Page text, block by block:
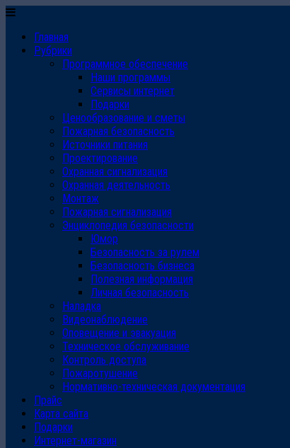
Главная
Рубрики
Программное обеспечение
Наши программы
Сервисы интернет
Подарки
Ценообразование и сметы
Пожарная безопасность
Источники питания
Проектирование
Охранная сигнализация
Охранная деятельность
Монтаж
Пожарная сигнализация
Энциклопедия безопасности
Юмор
Безопасность за рулем
Безопасность бизнеса
Полезная информация
Личная безопасность
Наладка
Видеонаблюдение
Оповещение и эвакуация
Техническое обслуживание
Контроль доступа
Пожаротушение
Нормативно-техническая документация
Прайс
Карта сайта
Подарки
Интернет-магазин